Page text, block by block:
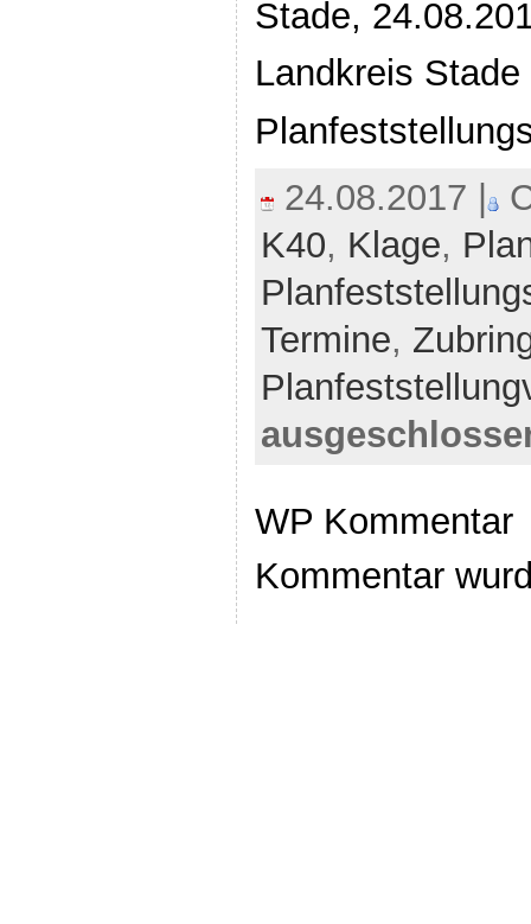
Stade,
Landkreis Stade
24.08.2017 |
K40, Klage,
Termine,
WP Kommentar
Kommentar